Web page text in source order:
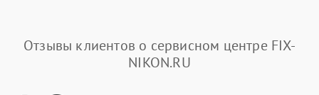
Отзывы клиентов о сервисном центре FIX-
NIKON.RU